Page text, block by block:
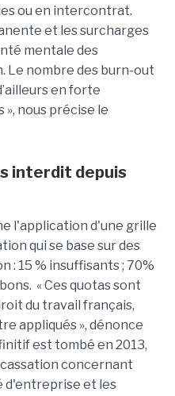
ou en intercontrat.
et les surcharges
mentale des
Le nombre des burn-out
en forte
nous précise le
interdit depuis
l'application d'une grille
qui se base sur des
: 15 % insuffisants ; 70%
« Ces quotas sont
du travail français,
appliqués », dénonce
est tombé en 2013,
concernant
d'entreprise et les